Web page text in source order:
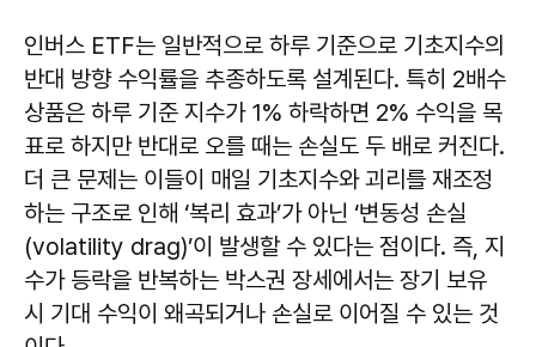
인버스 ETF는 일반적으로 하루 기준으로 기초지수의
반대 방향 수익률을 추종하도록 설계된다. 특히 2배수
상품은 하루 기준 지수가 1% 하락하면 2% 수익을 목
표로 하지만 반대로 오를 때는 손실도 두 배로 커진다.
더 큰 문제는 이들이 매일 기초지수와 괴리를 재조정
하는 구조로 인해 ‘복리 효과’가 아닌 ‘변동성 손실
(volatility drag)’이 발생할 수 있다는 점이다. 즉, 지
수가 등락을 반복하는 박스권 장세에서는 장기 보유
시 기대 수익이 왜곡되거나 손실로 이어질 수 있는 것